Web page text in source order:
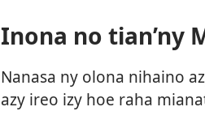
Inona no tian’ny
Nanasa ny olona nihaino
azy ireo izy hoe raha